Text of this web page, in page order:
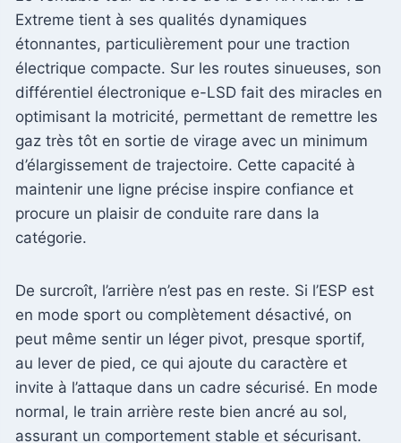
Extreme tient à ses qualités dynamiques
étonnantes, particulièrement pour une traction
électrique compacte. Sur les routes sinueuses, son
différentiel électronique e-LSD fait des miracles en
optimisant la motricité, permettant de remettre les
gaz très tôt en sortie de virage avec un minimum
d’élargissement de trajectoire. Cette capacité à
maintenir une ligne précise inspire confiance et
procure un plaisir de conduite rare dans la
catégorie.
De surcroît, l’arrière n’est pas en reste. Si l’ESP est
en mode sport ou complètement désactivé, on
peut même sentir un léger pivot, presque sportif,
au lever de pied, ce qui ajoute du caractère et
invite à l’attaque dans un cadre sécurisé. En mode
normal, le train arrière reste bien ancré au sol,
assurant un comportement stable et sécurisant.